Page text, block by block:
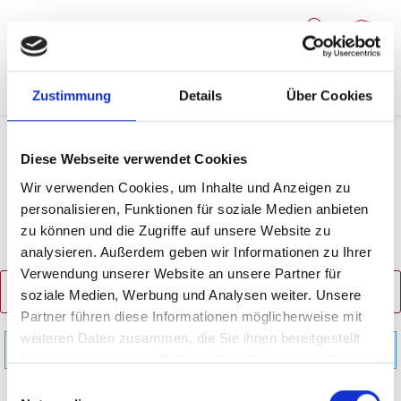
Zustimmung Details Über Cookies
Diese Webseite verwendet Cookies
Wir verwenden Cookies, um Inhalte und Anzeigen zu
personalisieren, Funktionen für soziale Medien anbieten
zu können und die Zugriffe auf unsere Website zu
analysieren. Außerdem geben wir Informationen zu Ihrer
Verwendung unserer Website an unsere Partner für
soziale Medien, Werbung und Analysen weiter. Unsere
Partner führen diese Informationen möglicherweise mit
weiteren Daten zusammen, die Sie ihnen bereitgestellt
haben oder die sie im Rahmen Ihrer Nutzung der Dienste
0
Sardinien
PRODUKTE FILTERN